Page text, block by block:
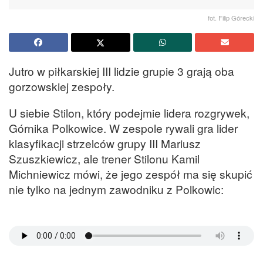
fot. Filip Górecki
Jutro w piłkarskiej III lidzie grupie 3 grają oba
gorzowskiej zespoły.
U siebie Stilon, który podejmie lidera rozgrywek,
Górnika Polkowice. W zespole rywali gra lider
klasyfikacji strzelców grupy III Mariusz
Szuszkiewicz, ale trener Stilonu Kamil
Michniewicz mówi, że jego zespół ma się skupić
nie tylko na jednym zawodniku z Polkowic: